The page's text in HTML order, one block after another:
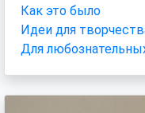
Как это было
Идеи для
Для